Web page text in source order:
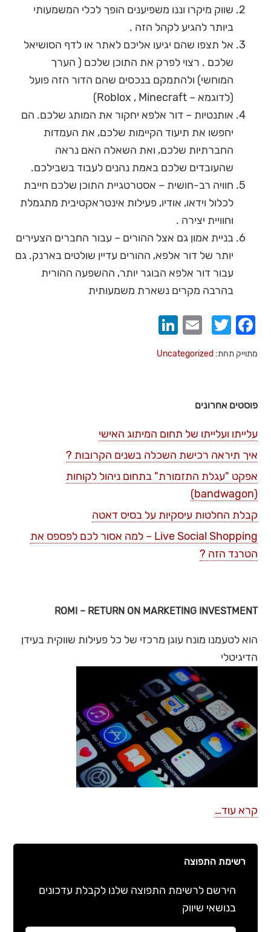
שווק מיקרו וננו משפיענים הופך לכלי המשמעותי
ביותר להגיע לקהל הזה .
אל תצפו שהם יגיעו אליכם לאתר או לדף הסושיאל
שלכם . רצוי לפרק את התוכן שלכם ( הערך
המוחשי) ולהתמקם בנכסים שהם הדור הזה פועל
(לדוגמא – Roblox , Minecraft)
אותנטיות – דור אלפא יחקור את המותג שלכם. הם
יחפשו את תיעוד הקיימות שלכם, את העמדות
החברתיות שלכם, ואת השאלה האם נראה
שהעובדים שלכם באמת נהנים לעבוד בשבילכם.
חוויה רב-חושית – אסטרטגיית התוכן שלכם חייבת
לכלול וידאו, אודיו, פעילות אינטראקטיבית מתגמלת
וחוויית יצירה .
בניית אמון גם אצל ההורים – עבור החברים הצעירים
יותר של דור אלפא, ההורים עדיין שולטים בארנק. גם
עבור דור אלפא הבוגר יותר, ההשפעה ההורית
בהרבה מקרים נשארת משמעותית
Facebook
Twitter
Email
מתוייק תחת: Uncategorized
פוסטים אחרונים
עלייתו ועלייתו של תחום המיתוג האישי
איך תיראה רכישת השכלה בשנים הקרובות ?
אפקט "עגלת התזמורת" בתחום ניהול לקוחות
(bandwagon)
קבלת החלטות עיסקיות על בסיס דאטה
Live Social Shopping – למה אסור לכם לפספס את
הטרנד הזה ?
ROMI – RETURN ON MARKETING INVESTMENT
הוא לטעמנו מונח עוגן מרכזי של כל פעילות שווקית בעידן
הדיגיטלי
קרא עוד…
רשימת התפוצה
הירשם לרשימת התפוצה שלנו לקבלת עדכונים
בנושאי שיווק